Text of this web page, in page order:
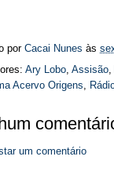
por Cacai Nunes às
Ary Lobo, Assisão,
Acervo Origens,
um comentário